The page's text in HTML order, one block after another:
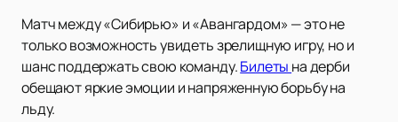
Матч между «Сибирью» и «Авангардом» — это не
только возможность увидеть зрелищную игру, но и
шанс поддержать свою команду.Билеты на дерби
обещают яркие эмоции и напряженную борьбу на
льду.